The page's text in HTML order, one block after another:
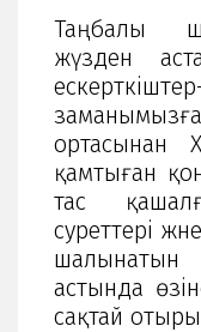
Таңбалы
жүзден
ортасынан
қамтыған
тас
суреттері
астында
сақтай